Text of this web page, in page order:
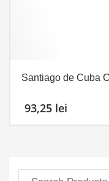
Santiago de Cuba
93,25 lei